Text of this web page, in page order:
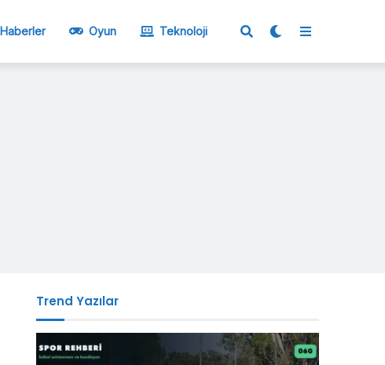
Haberler Oyun Teknoloji
Trend Yazılar